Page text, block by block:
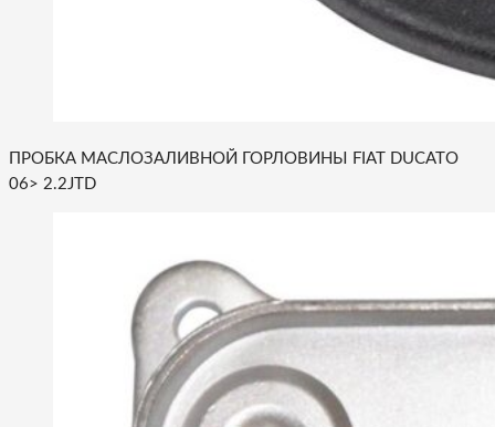
ПРОБКА МАСЛОЗАЛИВНОЙ ГОРЛОВИНЫ FIAT DUCATO
06> 2.2JTD